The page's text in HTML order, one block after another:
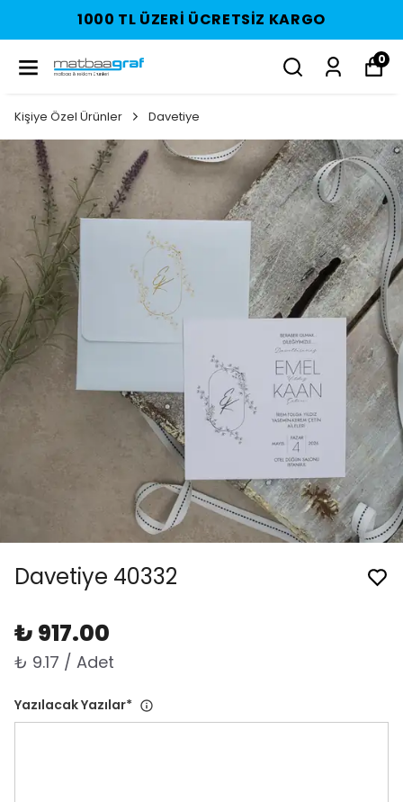
1000 TL ÜZERI ÜCRETSIZ KARGO
0
Kişiye Özel Ürünler Davetiye
Davetiye 40332
₺ 917.00
₺ 9.17 / Adet
Yazılacak Yazılar*